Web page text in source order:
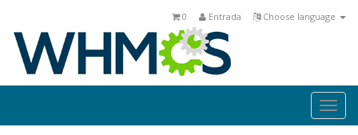
Choose language
Entrada
0